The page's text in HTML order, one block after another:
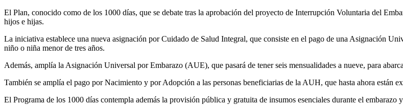
El Plan, conocido como de los 1000 días, que se debate tras la aprobación del proyecto de Interrupción Voluntaria del
hijos e hijas.
La iniciativa establece una nueva asignación por Cuidado de Salud Integral, que consiste en el pago de una Asignación
niño o niña menor de tres años.
Además, amplía la Asignación Universal por Embarazo (AUE), que pasará de tener seis mensualidades a nueve, para
También se amplía el pago por Nacimiento y por Adopción a las personas beneficiarias de la AUH, que hasta ahora están
El Programa de los 1000 días contempla además la provisión pública y gratuita de insumos esenciales durante el